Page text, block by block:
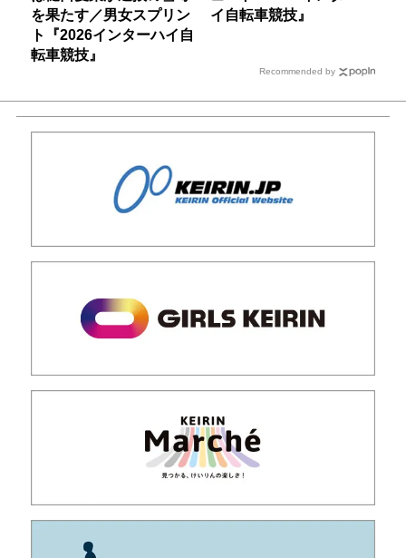
を果たす／男女スプリン
ト『2026インターハイ自
転車競技』
イ自転車競技』
Recommended by